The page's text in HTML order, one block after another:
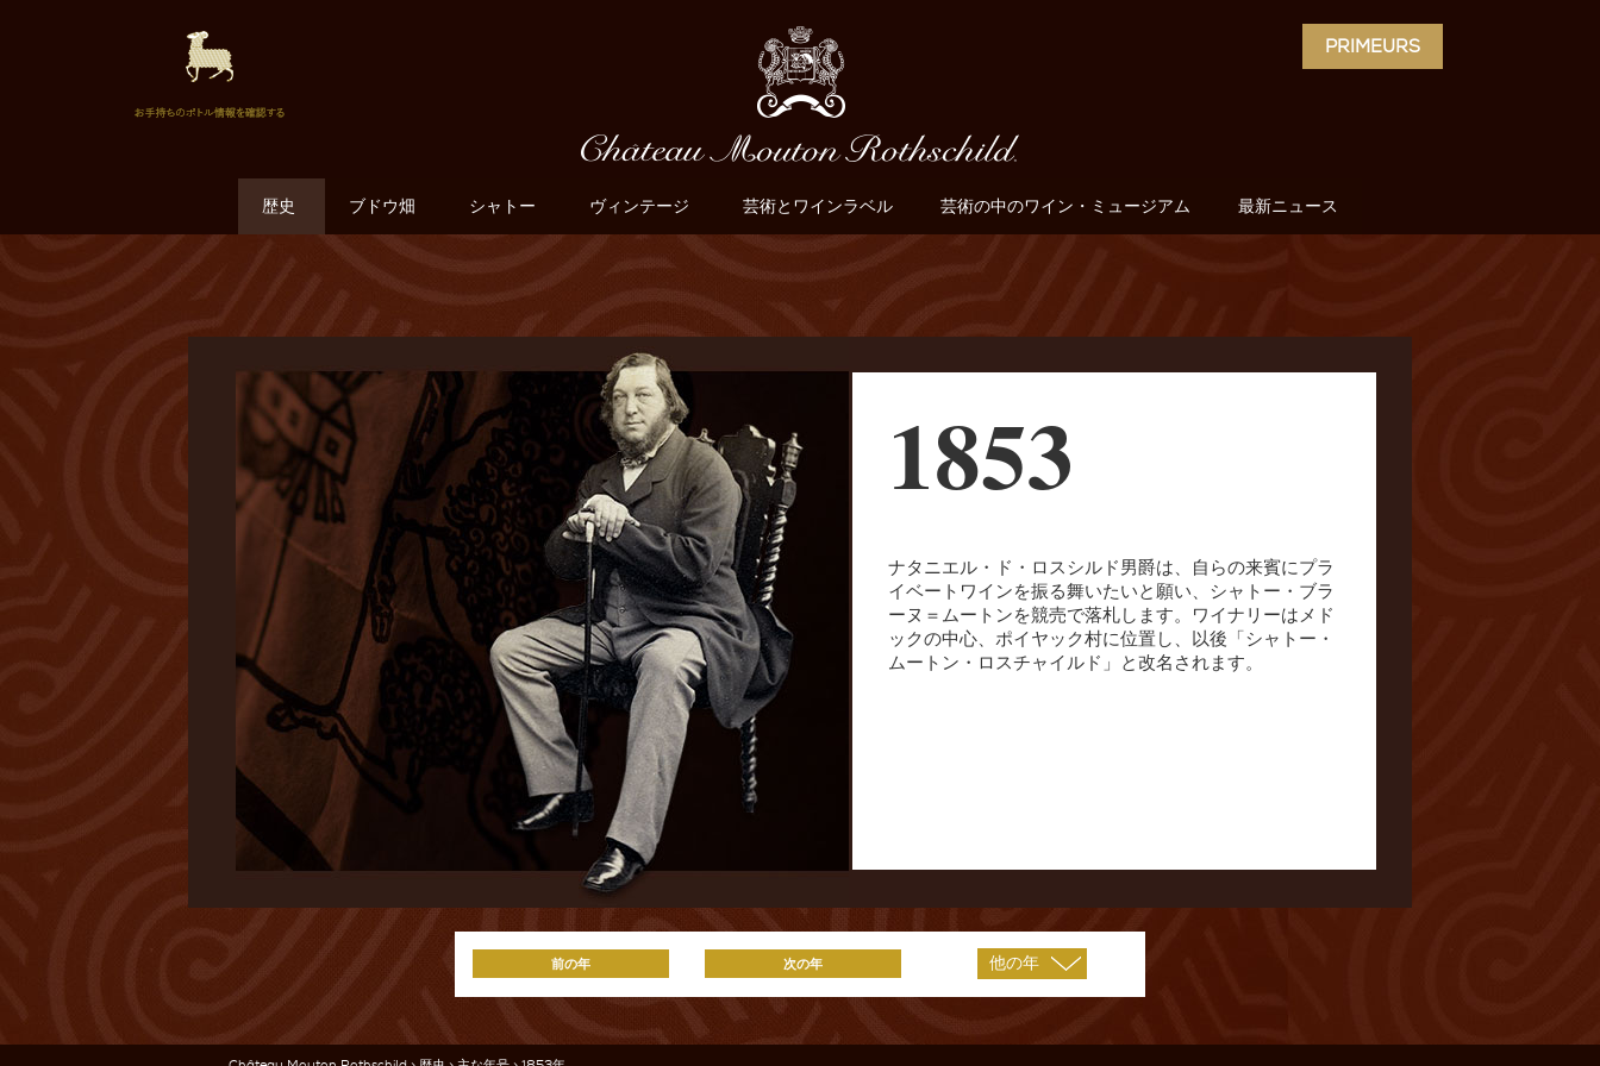
PRIMEURS
歴史 ブドウ畑 シャトー ヴィンテージ 芸術とワインラベル 芸術の中のワイン・ミュージアム 最新ニュース
1853
ナタニエル・ド・ロスシルド男爵は、自らの来賓にプラ
イベートワインを振る舞いたいと願い、シャトー・ブラ
ーヌ＝ムートンを競売で落札します。ワイナリーはメド
ックの中心、ポイヤック村に位置し、以後「シャトー・
ムートン・ロスチャイルド」と改名されます。
前の年 次の年